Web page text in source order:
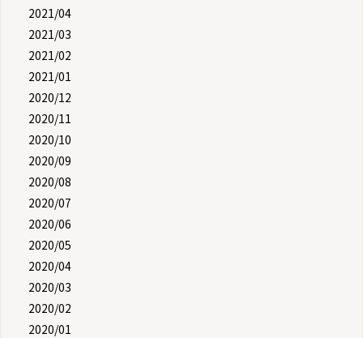
2021/04
2021/03
2021/02
2021/01
2020/12
2020/11
2020/10
2020/09
2020/08
2020/07
2020/06
2020/05
2020/04
2020/03
2020/02
2020/01